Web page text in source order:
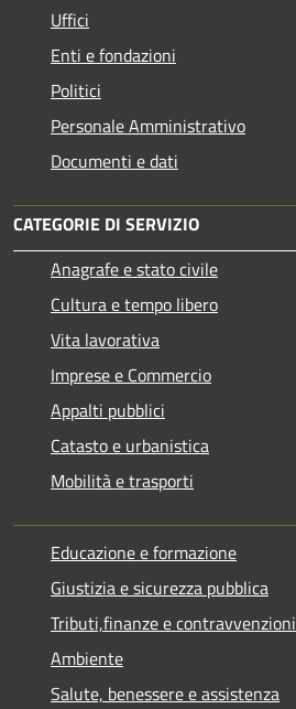
Uffici
Enti e fondazioni
Politici
Personale Amministrativo
Documenti e dati
CATEGORIE DI SERVIZIO
Anagrafe e stato civile
Cultura e tempo libero
Vita lavorativa
Imprese e Commercio
Appalti pubblici
Catasto e urbanistica
Mobilità e trasporti
Educazione e formazione
Giustizia e sicurezza pubblica
Tributi,finanze e contravvenzioni
Ambiente
Salute, benessere e assistenza